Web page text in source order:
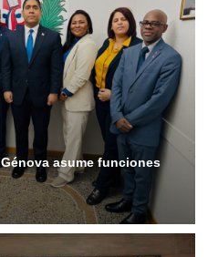
asume funciones